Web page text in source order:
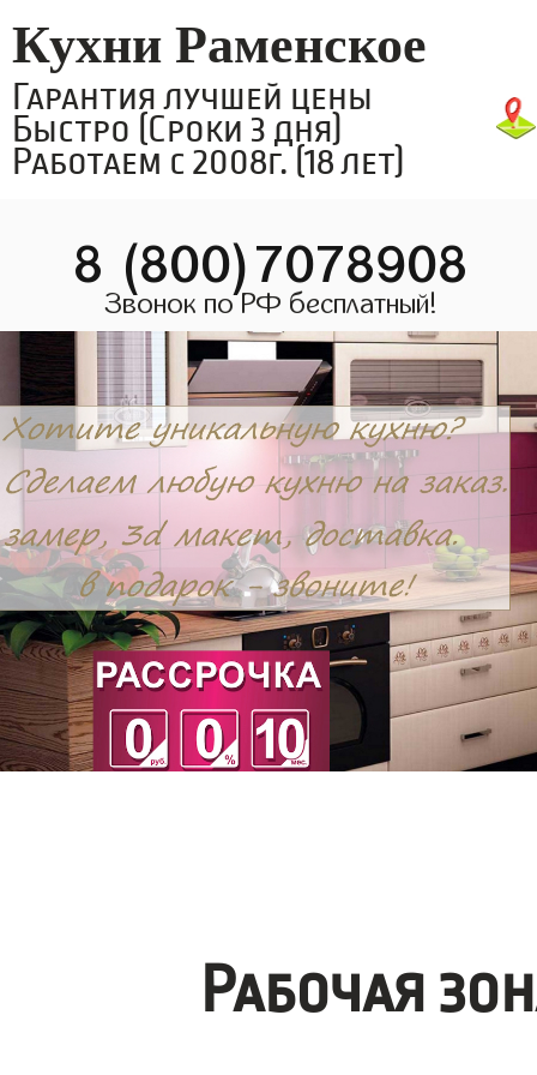
Кухни Раменское
Гарантия лучшей цены
Быстро (Сроки 3 дня)
Работаем с 2008г. (18 лет)
8 (800)7078908
Звонок по РФ бесплатный!
Рабочая